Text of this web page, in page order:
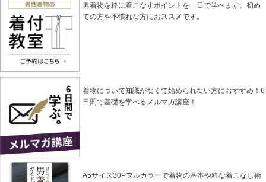
男着物を粋に着こなすポイントを一日で学べます。初め
ての方や不慣れな方におススメです。
着物について知識がなくて始められない方におすすめ！6
日間で基礎を学べるメルマガ講座！
A5サイズ30Pフルカラーで着物の基本や粋な着こなし術